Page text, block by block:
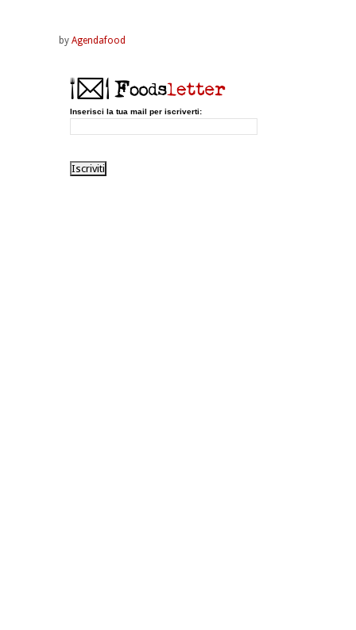
by Agendafood
Inserisci la tua mail per iscriverti: